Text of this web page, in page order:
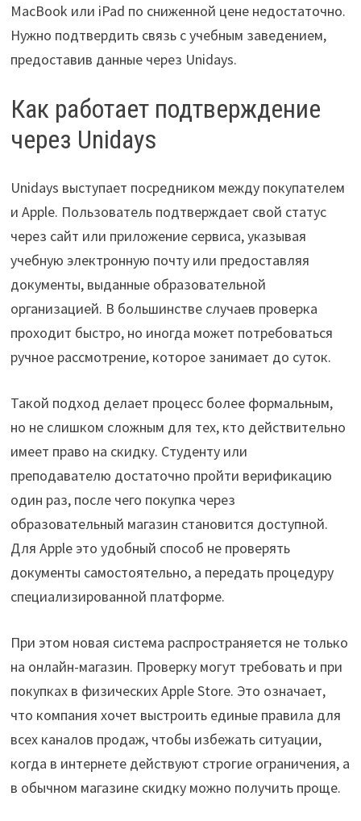
MacBook или iPad по сниженной цене недостаточно.
Нужно подтвердить связь с учебным заведением,
предоставив данные через Unidays.
Как работает подтверждение
через Unidays
Unidays выступает посредником между покупателем
и Apple. Пользователь подтверждает свой статус
через сайт или приложение сервиса, указывая
учебную электронную почту или предоставляя
документы, выданные образовательной
организацией. В большинстве случаев проверка
проходит быстро, но иногда может потребоваться
ручное рассмотрение, которое занимает до суток.
Такой подход делает процесс более формальным,
но не слишком сложным для тех, кто действительно
имеет право на скидку. Студенту или
преподавателю достаточно пройти верификацию
один раз, после чего покупка через
образовательный магазин становится доступной.
Для Apple это удобный способ не проверять
документы самостоятельно, а передать процедуру
специализированной платформе.
При этом новая система распространяется не только
на онлайн-магазин. Проверку могут требовать и при
покупках в физических Apple Store. Это означает,
что компания хочет выстроить единые правила для
всех каналов продаж, чтобы избежать ситуации,
когда в интернете действуют строгие ограничения, а
в обычном магазине скидку можно получить проще.